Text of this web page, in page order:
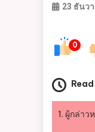
23 ธันว
0
1. ผู้กล่า